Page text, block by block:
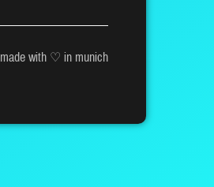
made with ♡ in munich